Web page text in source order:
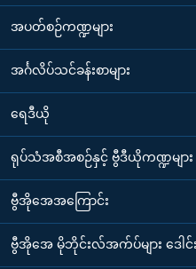
အပတ်စဉ်ကဏ္ဍများ
အင်္ဂလိပ်သင်ခန်းစာများ
ရေဒီယို
ရုပ်သံအစီအစဉ်နှင့် ဗွီဒီယိုကဏ္ဍများ
ဗွီအိုအေအကြောင်း
ဗွီအိုအေ မိုဘိုင်းလ်အက်ပ်များ ဒေ